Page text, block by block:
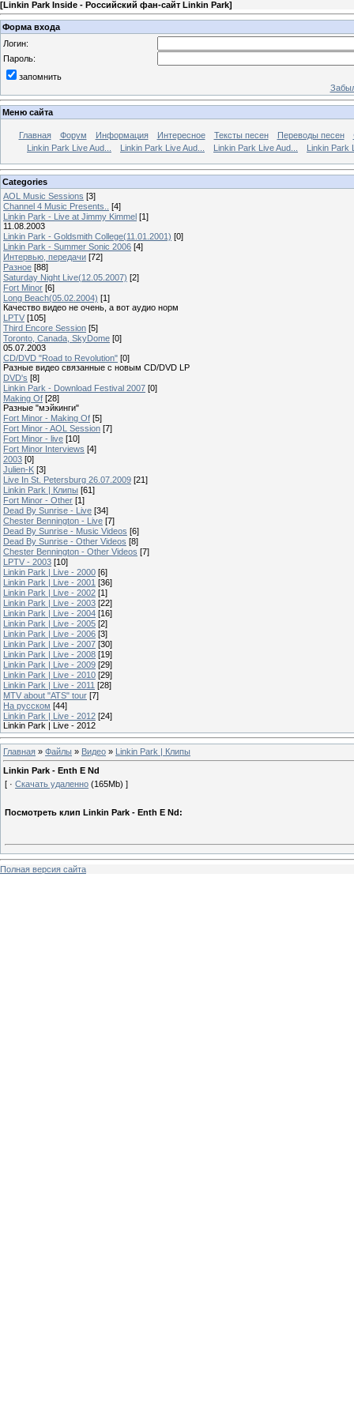
[Linkin Park Inside - Российский фан-сайт Linkin Park]
Форма входа
Логин:
Пароль:
запомнить
Меню сайта
Главная Форум Информация Интересное Тексты песен Переводы песен
Linkin Park Live Aud...
Linkin Park Live Aud... Linkin Park Live Aud... Linkin Park
Categories
AOL Music Sessions [3]
Channel 4 Music Presents..
[4]
Linkin Park - Live at Jimmy Kimmel [1]
11.08.2003
Linkin Park - Goldsmith College(11.01.2001) [0]
Linkin Park - Summer Sonic 2006 [4]
Интервью, передачи [72]
Разное [88]
Saturday Night Live(12.05.2007) [2]
Fort Minor [6]
Long Beach(05.02.2004) [1]
Качество видео не очень, а вот аудио норм
LPTV [105]
Third Encore Session [5]
Toronto, Canada, SkyDome [0]
05.07.2003
CD/DVD "Road to Revolution" [0]
Разные видео связанные с новым CD/DVD LP
DVD's [8]
Linkin Park - Download Festival 2007 [0]
Making Of [28]
Разные "мэйкинги"
Fort Minor - Making Of [5]
Fort Minor - AOL Session [7]
Fort Minor - live [10]
Fort Minor Interviews [4]
2003 [0]
Julien-K [3]
Live In St. Petersburg 26.07.2009 [21]
Linkin Park | Клипы [61]
Fort Minor - Other [1]
Dead By Sunrise - Live [34]
Chester Bennington - Live [7]
Dead By Sunrise - Music Videos [6]
Dead By Sunrise - Other Videos [8]
Chester Bennington - Other Videos [7]
LPTV - 2003 [10]
Linkin Park | Live - 2000 [6]
Linkin Park | Live - 2001 [36]
Linkin Park | Live - 2002 [1]
Linkin Park | Live - 2003 [22]
Linkin Park | Live - 2004 [16]
Linkin Park | Live - 2005 [2]
Linkin Park | Live - 2006 [3]
Linkin Park | Live - 2007 [30]
Linkin Park | Live - 2008 [19]
Linkin Park | Live - 2009 [29]
Linkin Park | Live - 2010 [29]
Linkin Park | Live - 2011 [28]
MTV about "ATS" tour [7]
На русском [44]
Linkin Park | Live - 2012 [24]
Linkin Park | Live - 2012
Главная » Файлы » Видео » Linkin Park | Клипы
Linkin Park - Enth E Nd
[ · Скачать удаленно (165Mb) ]
Посмотреть клип Linkin Park - Enth E Nd:
Полная версия сайта